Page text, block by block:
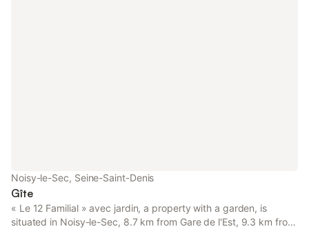
Noisy-le-Sec, Seine-Saint-Denis
Gîte
« Le 12 Familial » avec jardin, a property with a garden, is
situated in Noisy-le-Sec, 8.7 km from Gare de l'Est, 9.3 km from